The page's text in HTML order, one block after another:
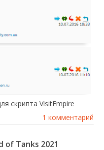
скрипта VisitEmpire
1 комментарий
of Tanks 2021